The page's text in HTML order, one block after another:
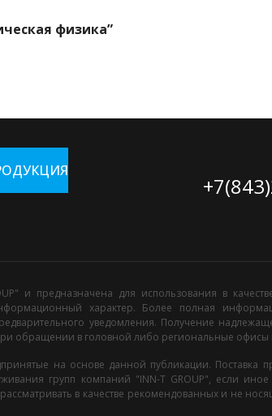
физика”
и предназначена для использования в
характер. Более полная
уведомления. Получение
обращении в головной либо региональные
на основе данной публикации. Поставка
групп компаний "INN-T GROUP", если
в качестве рекомендованных и не